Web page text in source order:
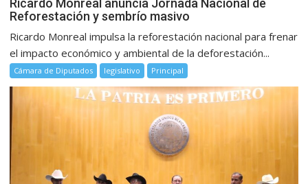
Ricardo Monreal anuncia Jornada Nacional de
Reforestación y sembrío masivo
Ricardo Monreal impulsa la reforestación nacional para frenar
el impacto económico y ambiental de la deforestación...
Cámara de Diputados legislativo Principal